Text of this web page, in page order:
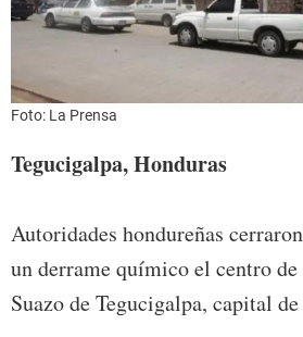
Foto: La Prensa
Tegucigalpa, Honduras
Autoridades hondureñas
un derrame químico el centro
Suazo de Tegucigalpa, capital